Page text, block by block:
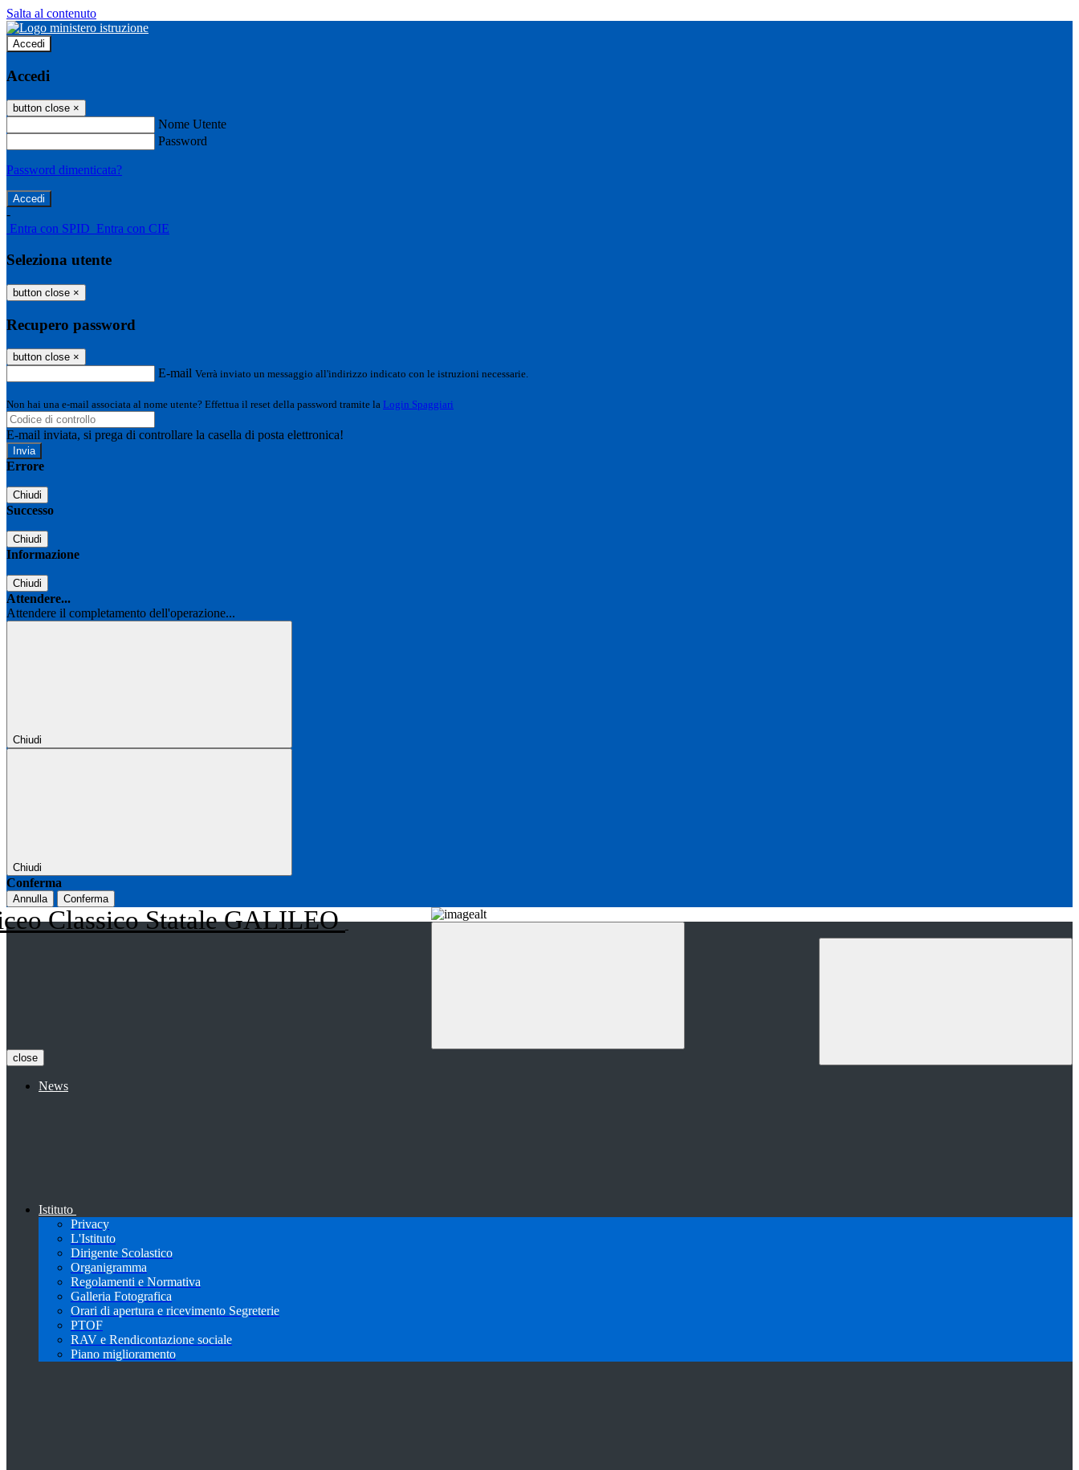
Salta al contenuto
Accedi
Accedi
button close ×
Nome Utente
Password
Password dimenticata?
-
Entra con SPID Entra con CIE
Seleziona utente
button close ×
Recupero password
button close ×
E-mail Verrà inviato un messaggio all'indirizzo indicato con le istruzioni necessarie.
Non hai una e-mail associata al nome utente? Effettua il reset della password tramite la Login Spaggiari
E-mail inviata, si prega di controllare la casella di posta elettronica!
Errore
Chiudi
Successo
Chiudi
Informazione
Chiudi
Attendere...
Attendere il completamento dell'operazione...
Chiudi
Chiudi
Conferma
Annulla Conferma
Classico Statale GALILEO
close
News
Istituto
Privacy
L'Istituto
Dirigente Scolastico
Organigramma
Regolamenti e Normativa
Galleria Fotografica
Orari di apertura e ricevimento Segreterie
PTOF
RAV e Rendicontazione sociale
Piano miglioramento